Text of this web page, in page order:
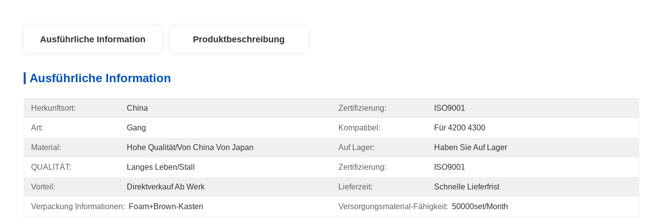
Ausführliche Information Produktbeschreibung
Ausführliche Information
Herkunftsort: China Zertifizierung: ISO9001
Art: Gang Kompatibel: Für 4200 4300
Material: Hohe Qualität/von China Von Japan Auf Lager: Haben Sie Auf Lager
QUALITÄT: Langes Leben/Stall Zertifizierung: ISO9001
Vorteil: Direktverkauf Ab Werk Lieferzeit: Schnelle Lieferfrist
Verpackung Informationen: Foam+Brown-Kasten Versorgungsmaterial-Fähigkeit: 50000set/Month